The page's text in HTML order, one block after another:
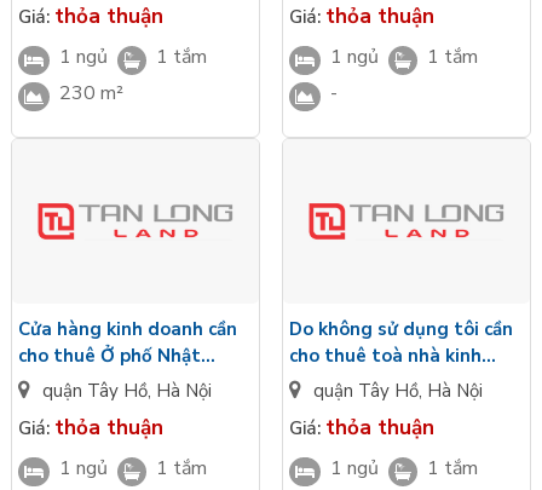
Giá: thỏa thuận
1 ngủ
1 tắm
230 m²
Giá: thỏa thuận
1 ngủ
1 tắm
-
Cửa hàng kinh doanh cần
cho thuê Ở phố Nhật
Chiêu, Tây Hồ
quận Tây Hồ, Hà Nội
Giá: thỏa thuận
1 ngủ 1 tắm
Do không sử dụng tôi cần
cho thuê toà nhà kinh
doanh mặt đường Xuân
tầng, Giá chỉ 45tr /tháng
quận Tây Hồ, Hà Nội
Giá: thỏa thuận
1 ngủ 1 tắm